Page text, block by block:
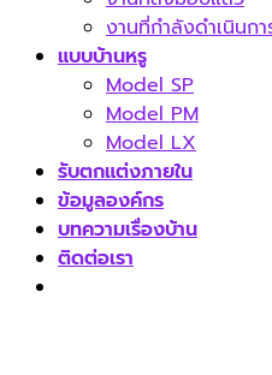
งานที่กำลังดำเนินก
แบบบ้านหรู
Model SP
Model PM
Model LX
รับตกแต่งภายใน
ข้อมูลองค์กร
บทความเรื่องบ้าน
ติดต่อเรา